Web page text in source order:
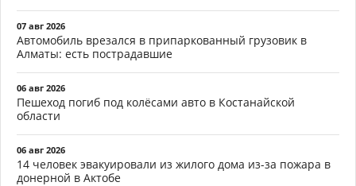
07 авг 2026
Автомобиль врезался в припаркованный грузовик в
Алматы: есть пострадавшие
06 авг 2026
Пешеход погиб под колёсами авто в Костанайской
области
06 авг 2026
14 человек эвакуировали из жилого дома из-за пожара в
донерной в Актобе